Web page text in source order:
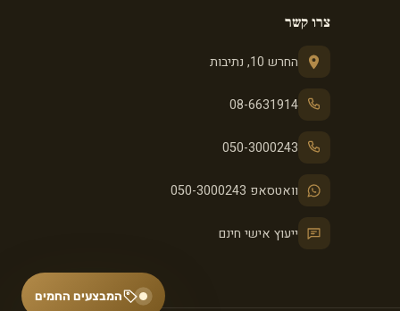
צרו קשר
החרש 10, נתיבות
08-6631914
050-3000243
וואטסאפ 050-3000243
ייעוץ אישי חינם
המבצעים החמים